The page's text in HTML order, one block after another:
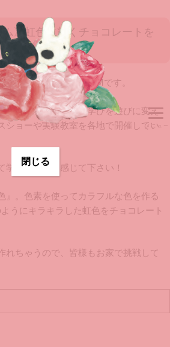
ム》虹色に輝くチョコレートを
コミュニケータのくもMです。
学を通じて、皆様の学びを遊びに変え
ショーや実験教室を各地で開催してい
学ぶ楽しさを感じて下さい！
』。色素を使ってカラフルな色を作る
うにキラキラした虹色をチョコレート
れちゃうので、皆様もお家で挑戦して
閉じる